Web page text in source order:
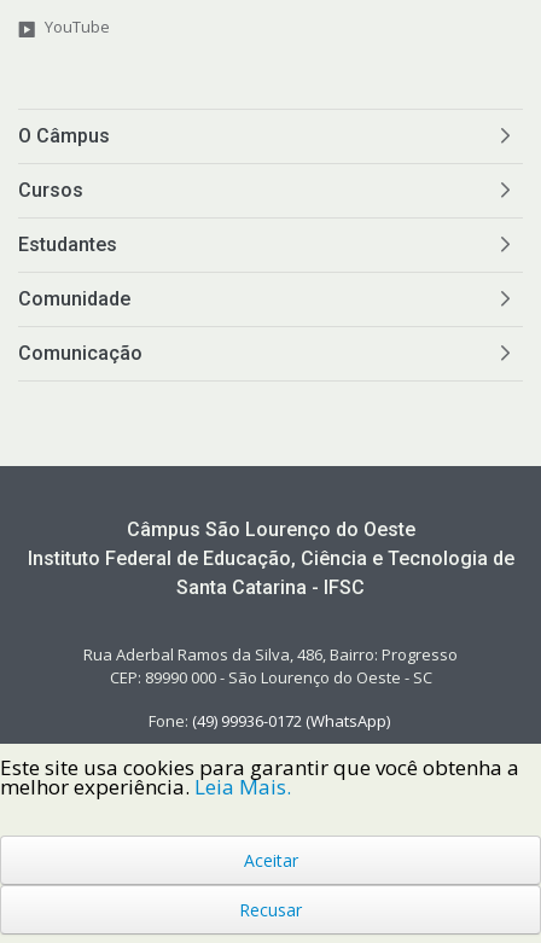
YouTube
O Câmpus
Cursos
Estudantes
Comunidade
Comunicação
Câmpus São Lourenço do Oeste
Instituto Federal de Educação, Ciência e Tecnologia de
Santa Catarina - IFSC
Rua Aderbal Ramos da Silva, 486, Bairro: Progresso
CEP: 89990 000 - São Lourenço do Oeste - SC
Fone: (49) 99936-0172 (WhatsApp)
Copyright © 2022 Instituto Federal de Santa Catarina IFSC
Todos os Direitos Reservados.
Este site usa cookies para garantir que você obtenha a
melhor experiência. Leia Mais.
Aceitar
Recusar